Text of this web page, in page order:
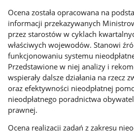
Ocena została opracowana na
informacji przekazywanych
przez starostów w cyklach
właściwych wojewodów. Stanowi
funkcjonowaniu systemu
Przedstawione w niej analizy i
wspierały dalsze działania na rzecz
oraz efektywności nieodpłatnej
nieodpłatnego poradnictwa
prawnej.
Ocena realizacji zadań z zakresu